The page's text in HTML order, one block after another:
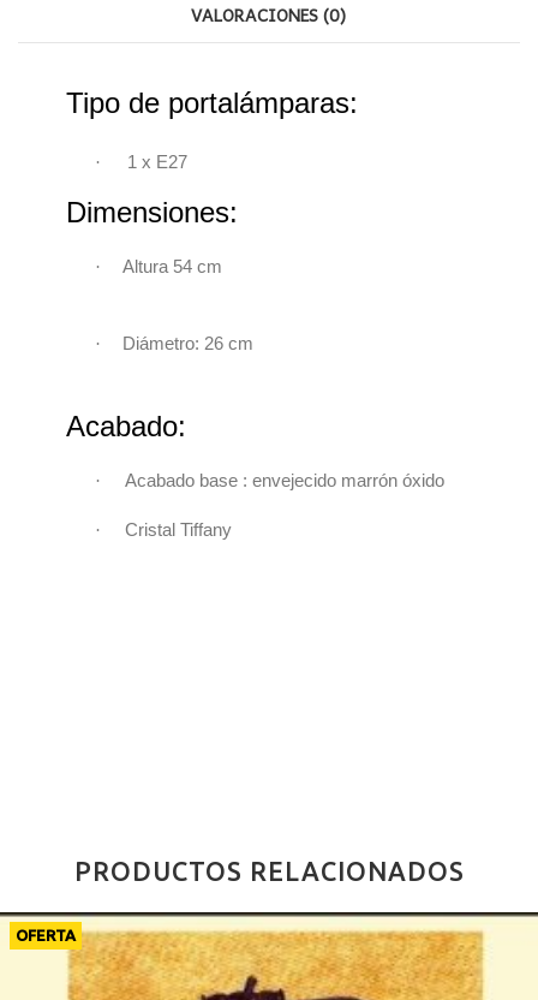
VALORACIONES (0)
Tipo de portalámparas:
· 1 x E27
Dimensiones:
· Altura 54 cm
· Diámetro: 26 cm
Acabado:
· Acabado base : envejecido marrón óxido
· Cristal Tiffany
PRODUCTOS RELACIONADOS
OFERTA